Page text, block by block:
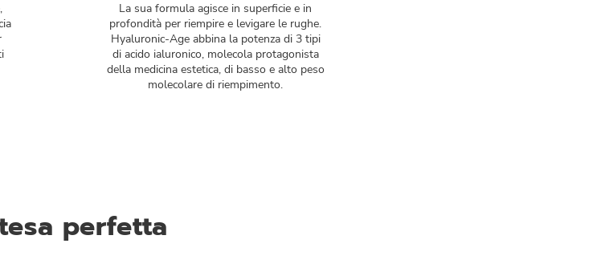
La sua formula agisce in superficie e in
profondità per riempire e levigare le rughe.
Hyaluronic-Age abbina la potenza di 3 tipi
di acido ialuronico, molecola protagonista
della medicina estetica, di basso e alto peso
molecolare di riempimento.
perfetta